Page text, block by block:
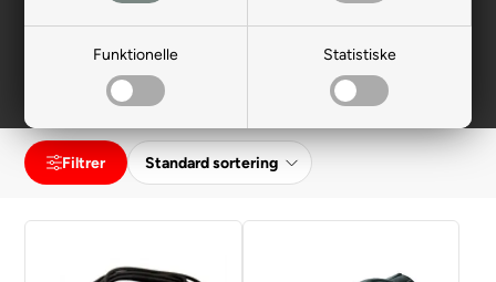
Funktionelle Statistiske
vores øvrige camping gear her
Gasartikler
Filtrer